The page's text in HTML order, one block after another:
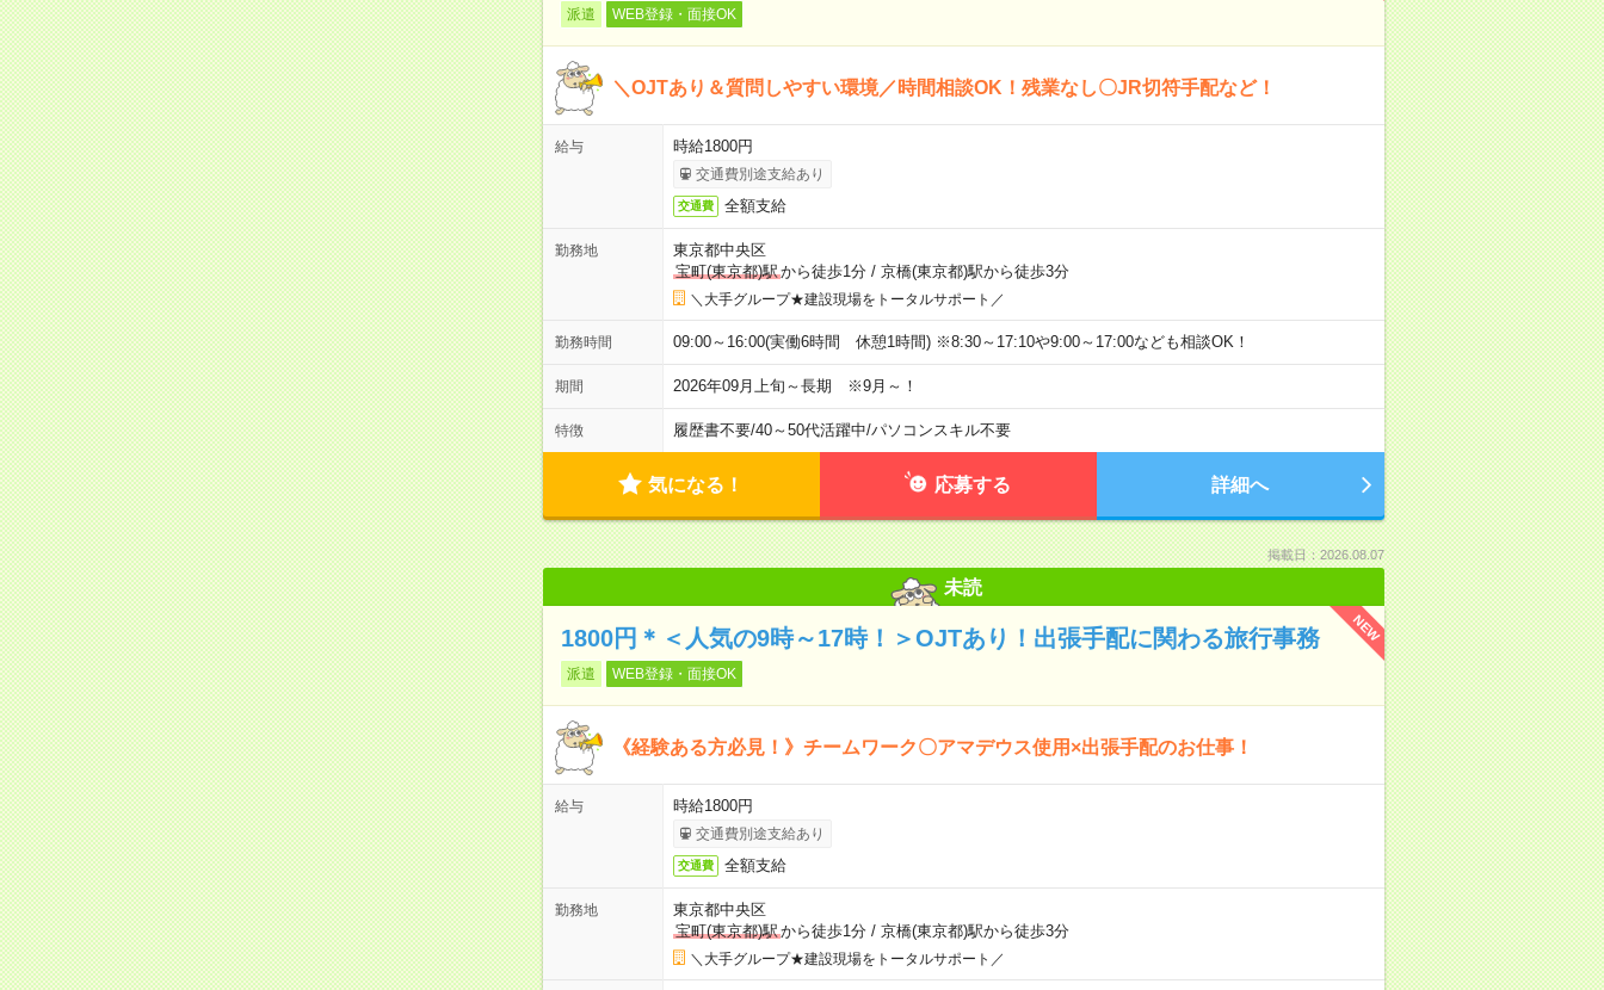
派遣 WEB登録・面接OK
＼OJTあり＆質問しやすい環境／時間相談OK！残業なし〇JR切符手配など！
給与 時給1800円
交通費別途支給あり
交通費 全額支給
勤務地
東京都中央区
宝町(東京都)駅から徒歩1分/ 京橋(東京都)駅から徒歩3分
＼大手グループ★建設現場をトータルサポート／
勤務時間 09:00～16:00(実働6時間 休憩1時間) ※8:30～17:10や9:00～17:00なども相談OK！
期間 2026年09月上旬～長期 ※9月～！
特徴 履歴書不要/40～50代活躍中/パソコンスキル不要
気になる！ 応募する 詳細へ
掲載日：2026.08.07
未読
NEW
1800円＊＜人気の9時～17時！＞OJTあり！出張手配に関わる旅行事務
派遣 WEB登録・面接OK
《経験ある方必見！》チームワーク〇アマデウス使用×出張手配のお仕事！
給与 時給1800円
交通費別途支給あり
交通費 全額支給
勤務地
東京都中央区
宝町(東京都)駅から徒歩1分/ 京橋(東京都)駅から徒歩3分
＼大手グループ★建設現場をトータルサポート／